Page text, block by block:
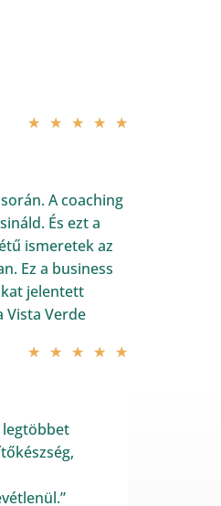
★ ★ ★ ★ ★
★ ★ ★ ★ ★
A coaching
És ezt a
ismeretek az
Ez a business
jelentett
Vista Verde
legtöbbet